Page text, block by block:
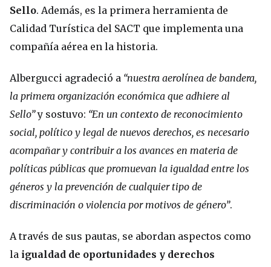
Sello. Además, es la primera herramienta de
Calidad Turística del SACT que implementa una
compañía aérea en la historia.
Albergucci agradeció a “nuestra aerolínea de bandera,
la primera organización económica que adhiere al
Sello”y sostuvo: “En un contexto de reconocimiento
social, político y legal de nuevos derechos, es necesario
acompañar y contribuir a los avances en materia de
políticas públicas que promuevan la igualdad entre los
géneros y la prevención de cualquier tipo de
discriminación o violencia por motivos de género”.
A través de sus pautas, se abordan aspectos como
la igualdad de oportunidades y derechos